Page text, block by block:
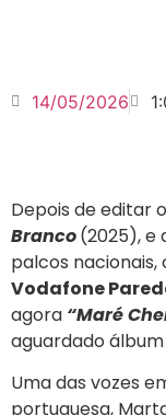
14/05/2026
Depois de editar
Branco(2025), e
palcos nacionais,
Vodafone
agora “Maré
aguardado
Uma das vozes
portuguesa,